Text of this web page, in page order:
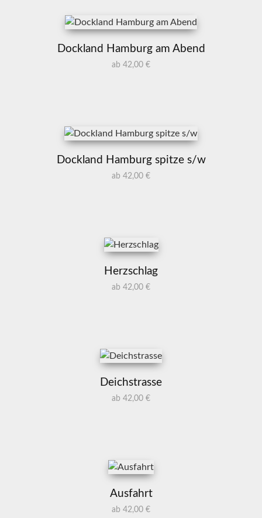
Dockland Hamburg am Abend
ab 42,00 €
Dockland Hamburg spitze s/w
ab 42,00 €
Herzschlag
ab 42,00 €
Deichstrasse
ab 42,00 €
Ausfahrt
ab 42,00 €